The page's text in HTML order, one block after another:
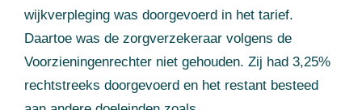
wijkverpleging was doorgevoerd in het tarief.
Daartoe was de zorgverzekeraar volgens de
Voorzieningenrechter niet gehouden. Zij had 3,25%
rechtstreeks doorgevoerd en het restant besteed